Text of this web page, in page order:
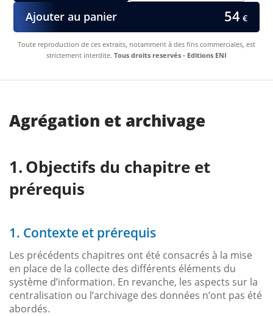
Ajouter au panier 54€
Toute reproduction de ces extraits, notamment à des fins commerciales, est
strictement interdite. Tous droits reservés - Editions ENI
Agrégation et archivage
Objectifs du chapitre et
prérequis
1. Contexte et prérequis
Les précédents chapitres ont été consacrés à la mise
en place de la collecte des différents éléments du
système d’information. En revanche, les aspects sur la
centralisation ou l’archivage des données n’ont pas été
abordés.